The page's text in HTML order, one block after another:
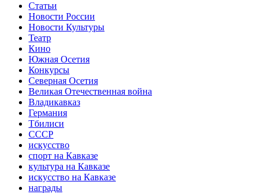
Статьи
Новости России
Новости Культуры
Театр
Кино
Южная Осетия
Конкурсы
Северная Осетия
Великая Отечественная война
Владикавказ
Германия
Тбилиси
СССР
искусство
спорт на Кавказе
культура на Кавказе
искусство на Кавказе
награды